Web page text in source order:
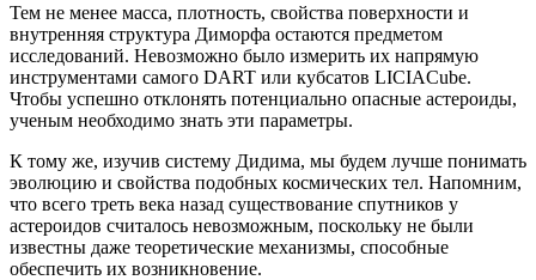
Тем не менее масса, плотность, свойства поверхности и
внутренняя структура Диморфа остаются предметом
исследований. Невозможно было измерить их напрямую
инструментами самого DART или кубсатов LICIACube.
Чтобы успешно отклонять потенциально опасные астероиды,
ученым необходимо знать эти параметры.
К тому же, изучив систему Дидима, мы будем лучше понимать
эволюцию и свойства подобных космических тел. Напомним,
что всего треть века назад существование спутников у
астероидов считалось невозможным, поскольку не были
известны даже теоретические механизмы, способные
обеспечить их возникновение.